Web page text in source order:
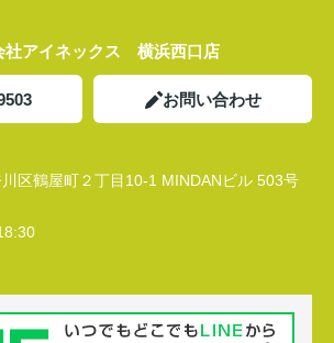
社アイネックス 横浜西口店
お問い合わせ
区鶴屋町２丁目10-1 MINDANビル 503号